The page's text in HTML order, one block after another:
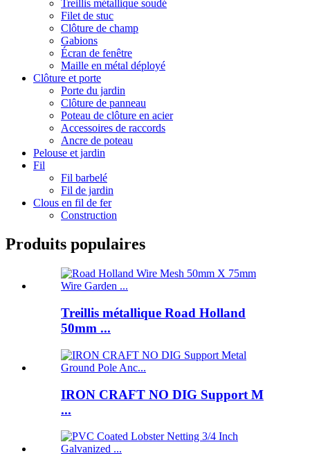
Treillis métallique soudé
Filet de stuc
Clôture de champ
Gabions
Écran de fenêtre
Maille en métal déployé
Clôture et porte
Porte du jardin
Clôture de panneau
Poteau de clôture en acier
Accessoires de raccords
Ancre de poteau
Pelouse et jardin
Fil
Fil barbelé
Fil de jardin
Clous en fil de fer
Construction
Produits populaires
Treillis métallique Road Holland
50mm ...
IRON CRAFT NO DIG Support M
...